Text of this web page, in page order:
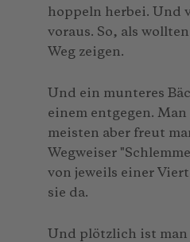
hoppeln herbei. Und
voraus. So, als
Weg zeigen.
Und ein munteres
einem entgegen.
meisten aber freut
Wegweiser
von jeweils einer
sie da.
Und plötzlich ist man